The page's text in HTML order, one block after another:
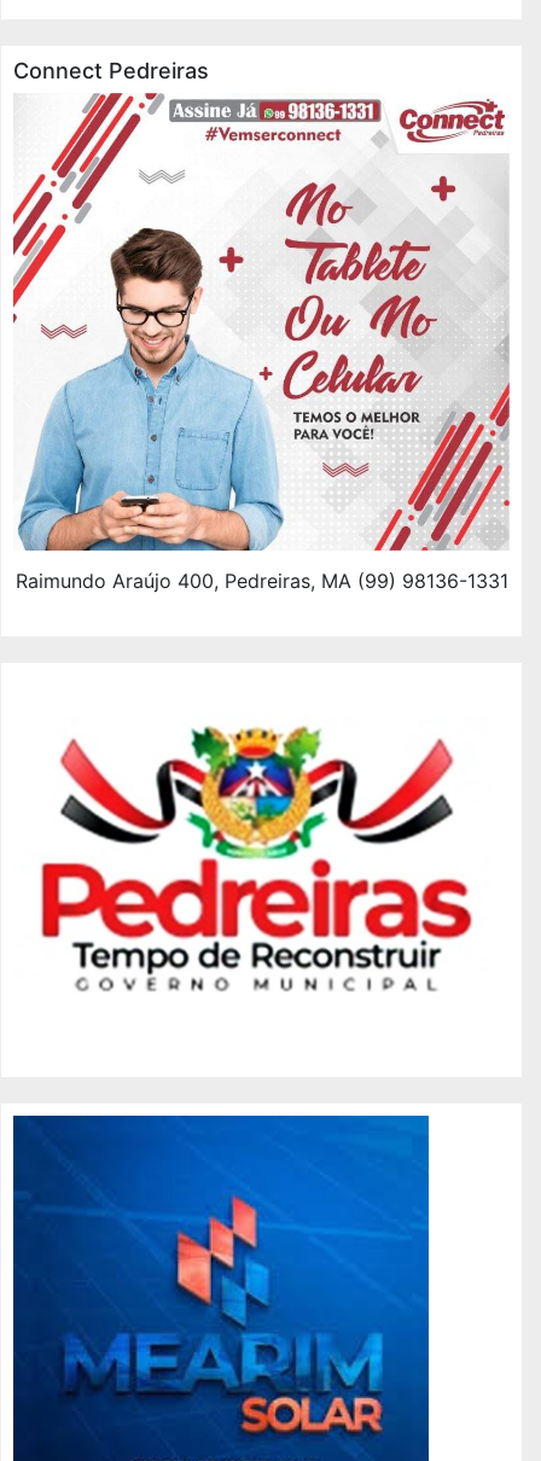
Connect Pedreiras
Raimundo Araújo 400, Pedreiras, MA (99) 98136-1331